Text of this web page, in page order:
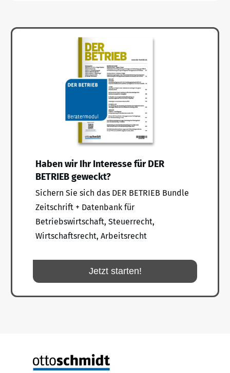
Haben wir Ihr Interesse für DER
BETRIEB geweckt?
Sichern Sie sich das DER BETRIEB Bundle
Zeitschrift + Datenbank für
Betriebswirtschaft, Steuerrecht,
Wirtschaftsrecht, Arbeitsrecht
Jetzt starten!